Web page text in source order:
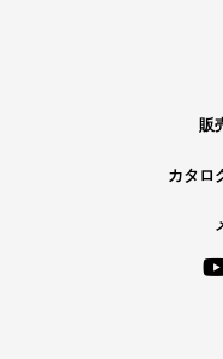
販
カタロ